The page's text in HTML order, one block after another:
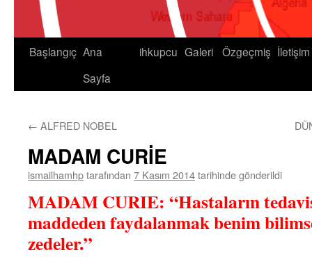
Başlangıç Ana
Sayfa
ihkupcu Galeri Özgeçmiş İletişim
← ALFRED NOBEL
MADAM CURİE
ismailhamhptarafından 7 Kasım 2014tarihinde gönderildi
MADAM CURIE: “Hastaların
maddeden faydalanmak benim
zedeler.”